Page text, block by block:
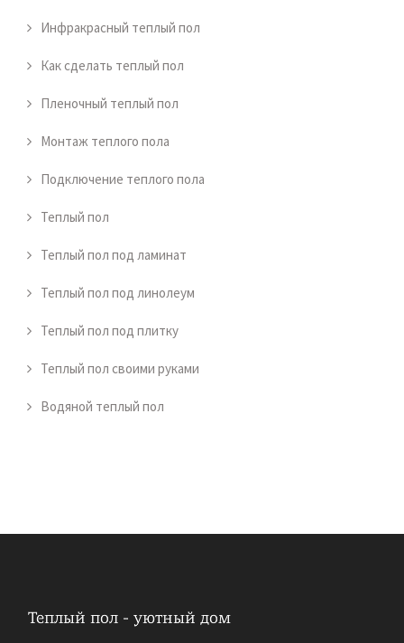
Инфракрасный теплый пол
Как сделать теплый пол
Пленочный теплый пол
Монтаж теплого пола
Подключение теплого пола
Теплый пол
Теплый пол под ламинат
Теплый пол под линолеум
Теплый пол под плитку
Теплый пол своими руками
Водяной теплый пол